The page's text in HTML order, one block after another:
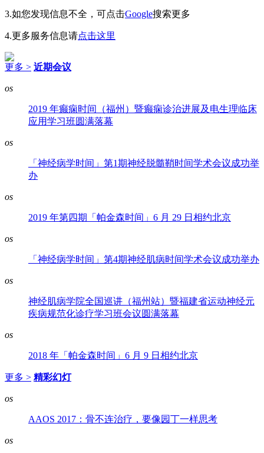
3.如您发现信息不全，可点击Google搜索更多
4.更多服务信息请点击这里
更多 > 近期会议
os
2019 年癫痫时间（福州）暨癫痫诊治进展及电生理临床
应用学习班圆满落幕
os
「神经病学时间」第1期神经脱髓鞘时间学术会议成功举
办
os
2019 年第四期「帕金森时间」6 月 29 日相约北京
os
「神经病学时间」第4期神经肌病时间学术会议成功举办
os
神经肌病学院全国巡讲（福州站）暨福建省运动神经元
疾病规范化诊疗学习班会议圆满落幕
os
2018 年「帕金森时间」6 月 9 日相约北京
更多 > 精彩幻灯
os
AAOS 2017：骨不连治疗，要像园丁一样思考
os